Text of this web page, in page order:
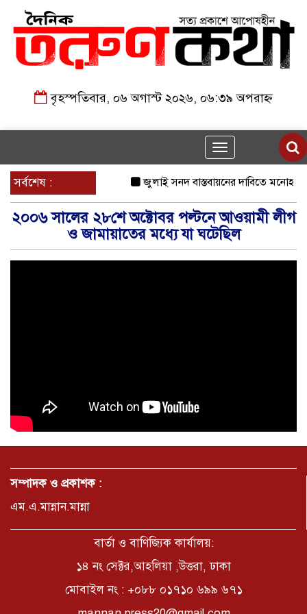
বৃহস্পতিবার, ০৬ অগাস্ট ২০২৬, ০৬:৩৯ অপরাহ্ন
Toggle
navigation
সর্বশেষ :
জুলাই সনদ বাস্তবায়নের দাবিতে
২০০৬ সালের ২৮শে অক্টোবর পল্টনে আওয়ামী লীগ
ও জামায়াতের মধ্যে যা ঘটেছিল
সম্পাদক ও প্রকাশক :
এম.এ.মান্নান.মান্না
বার্তা ও বাণিজ্যিক কার্যালয়:
১৪ নং সেক্টর,আহলিয়া ,উত্তরা, ঢাকা
মোবাইল নং : +০৮৮ ০১৭১০ ৬৯৯ ৬৭১